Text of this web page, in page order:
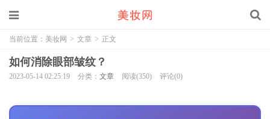
当前位置： 美妆网 > 文章 > 正文
如何消除眼部皱纹？
2023-05-14 02:25:19 分类： 文章 阅读(350) 评论(0)